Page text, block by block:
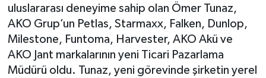
uluslararası deneyime sahip olan Ömer Tunaz,
AKO Grup’un Petlas, Starmaxx, Falken, Dunlop,
Milestone, Funtoma, Harvester, AKO Akü ve
AKO Jant markalarının yeni Ticari Pazarlama
Müdürü oldu. Tunaz, yeni görevinde şirketin yerel
TAŞITLAR